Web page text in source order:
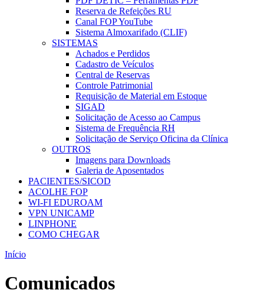
Reserva de Refeições RU
Canal FOP YouTube
Sistema Almoxarifado (CLIF)
SISTEMAS
Achados e Perdidos
Cadastro de Veículos
Central de Reservas
Controle Patrimonial
Requisição de Material em Estoque
SIGAD
Solicitação de Acesso ao Campus
Sistema de Frequência RH
Solicitação de Serviço Oficina da Clínica
OUTROS
Imagens para Downloads
Galeria de Aposentados
PACIENTES/SICOD
ACOLHE FOP
WI-FI EDUROAM
VPN UNICAMP
LINPHONE
COMO CHEGAR
Início
Comunicados